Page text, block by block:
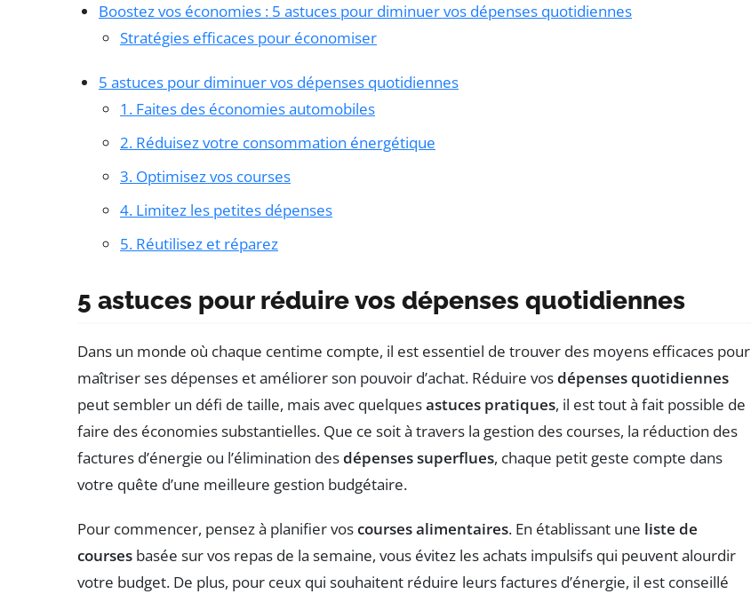
Boostez vos économies : 5 astuces pour diminuer vos dépenses quotidiennes
Stratégies efficaces pour économiser
5 astuces pour diminuer vos dépenses quotidiennes
1. Faites des économies automobiles
2. Réduisez votre consommation énergétique
3. Optimisez vos courses
4. Limitez les petites dépenses
5. Réutilisez et réparez
5 astuces pour réduire vos dépenses quotidiennes
Dans un monde où chaque centime compte, il est essentiel de trouver des moyens efficaces pour
maîtriser ses dépenses et améliorer son pouvoir d’achat. Réduire vosdépenses quotidiennes
peut sembler un défi de taille, mais avec quelquesastuces pratiques, il est tout à fait possible de
faire des économies substantielles. Que ce soit à travers la gestion des courses, la réduction des
factures d’énergie ou l’élimination desdépenses superflues, chaque petit geste compte dans
votre quête d’une meilleure gestion budgétaire.
Pour commencer, pensez à planifier voscourses alimentaires. En établissant une liste de
courses basée sur vos repas de la semaine, vous évitez les achats impulsifs qui peuvent alourdir
votre budget. De plus, pour ceux qui souhaitent réduire leurs factures d’énergie, il est conseillé